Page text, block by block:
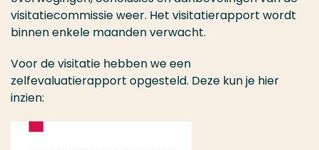
visitatiecommissie weer. Het visitatierapport wordt
binnen enkele maanden verwacht.
Voor de visitatie hebben we een
zelfevaluatierapport opgesteld. Deze kun je hier
inzien: